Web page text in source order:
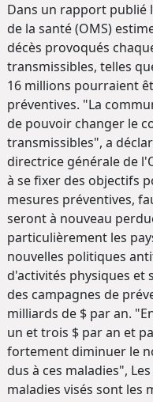
Dans un rapport
de la santé (OMS)
décès provoqués
transmissibles, telles
16 millions pourraient
préventives. "La
de pouvoir changer le
transmissibles", a
directrice générale de
à se fixer des objectifs
mesures préventives,
seront à nouveau
particulièrement les
nouvelles politiques
d'activités physiques et
des campagnes de
milliards de $ par an.
un et trois $ par an et
fortement diminuer le
dus à ces maladies",
maladies visés sont les